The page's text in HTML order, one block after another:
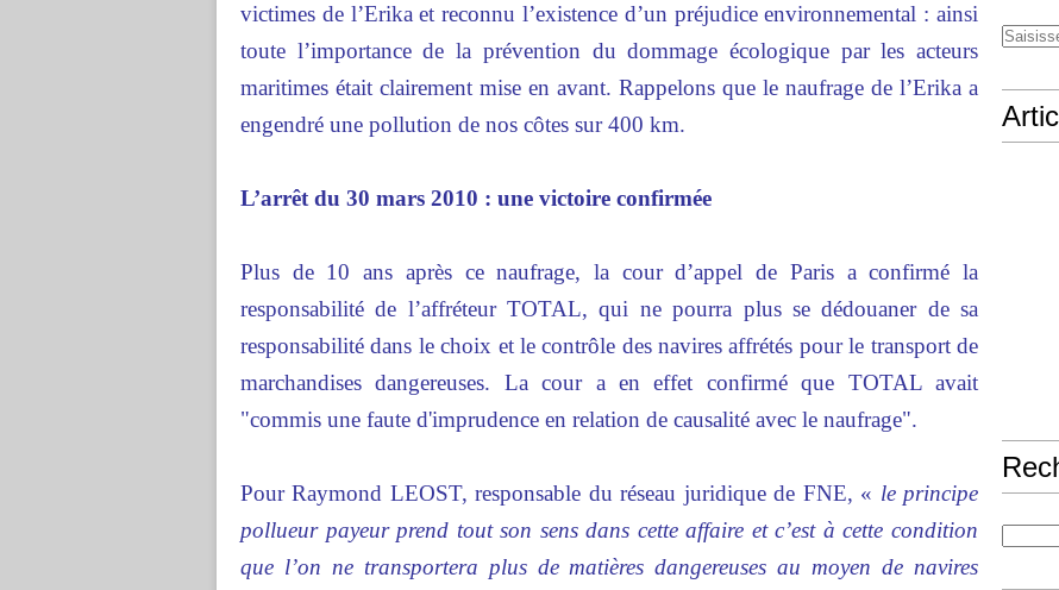
victimes de l’Erika et reconnu l’existence d’un préjudice environnemental : ainsi
toute l’importance de la prévention du dommage écologique par les acteurs
maritimes était clairement mise en avant. Rappelons que le naufrage de l’Erika a
engendré une pollution de nos côtes sur 400 km.
L’arrêt du 30 mars 2010 : une victoire confirmée
Plus de 10 ans après ce naufrage, la cour d’appel de Paris a confirmé la
responsabilité de l’affréteur TOTAL, qui ne pourra plus se dédouaner de sa
responsabilité dans le choix et le contrôle des navires affrétés pour le transport de
marchandises dangereuses. La cour a en effet confirmé que TOTAL avait
"commis une faute d'imprudence en relation de causalité avec le naufrage".
Pour Raymond LEOST, responsable du réseau juridique de FNE, « le principe
pollueur payeur prend tout son sens dans cette affaire et c’est à cette condition
que l’on ne transportera plus de matières dangereuses au moyen de navires